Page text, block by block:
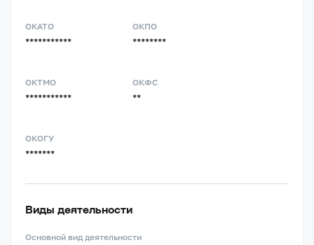
ОКАТО
***********
ОКПО
********
ОКТМО
***********
ОКФС
**
ОКОГУ
*******
Виды деятельности
Основной вид деятельности